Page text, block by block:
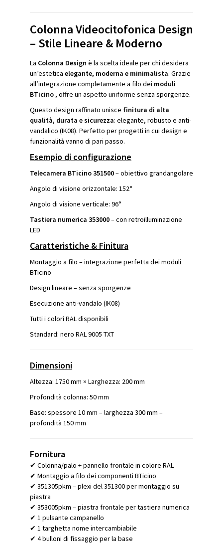
Colonna Videocitofonica Design
– Stile Lineare & Moderno
La Colonna Design è la scelta ideale per chi desidera
un’estetica elegante, moderna e minimalista. Grazie
all’integrazione completamente a filo dei moduli
BTicino , offre un aspetto uniforme senza sporgenze.
Questo design raffinato unisce finitura di alta
qualità, durata e sicurezza: elegante, robusto e anti-
vandalico (IK08). Perfetto per progetti in cui design e
funzionalità vanno di pari passo.
Esempio di configurazione
Telecamera BTicino 351500– obiettivo grandangolare
Angolo di visione orizzontale: 152°
Angolo di visione verticale: 96°
Tastiera numerica 353000– con retroilluminazione
LED
Caratteristiche & Finitura
Montaggio a filo – integrazione perfetta dei moduli
BTicino
Design lineare – senza sporgenze
Esecuzione anti-vandalo (IK08)
Tutti i colori RAL disponibili
Standard: nero RAL 9005 TXT
Dimensioni
Altezza: 1750 mm × Larghezza: 200 mm
Profondità colonna: 50 mm
Base: spessore 10 mm – larghezza 300 mm –
profondità 150 mm
Fornitura
✔ Colonna/palo + pannello frontale in colore RAL
✔ Montaggio a filo dei componenti BTicino
✔ 351305pkm – plexi del 351300 per montaggio su
piastra
✔ 353005pkm – piastra frontale per tastiera numerica
✔ 1 pulsante campanello
✔ 1 targhetta nome intercambiabile
✔ 4 bulloni di fissaggio per la base